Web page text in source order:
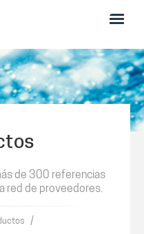
de 300 referencias
red de proveedores.
/